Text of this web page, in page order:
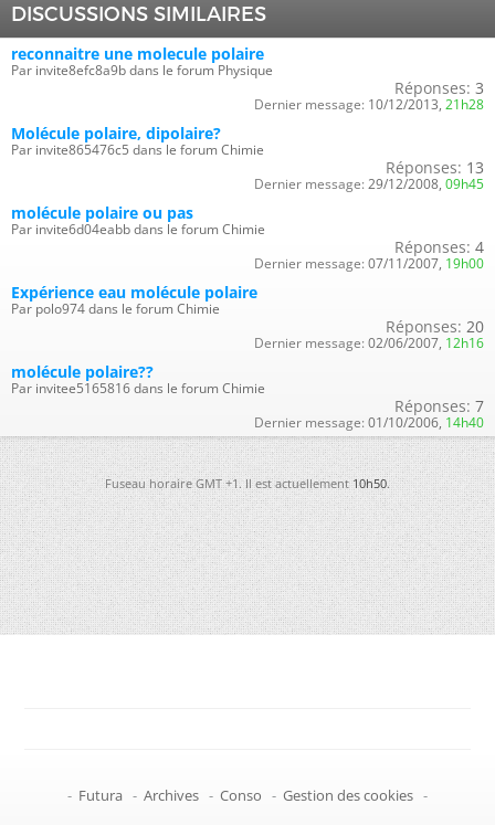
DISCUSSIONS SIMILAIRES
reconnaitre une molecule polaire
Par invite8efc8a9b dans le forum Physique
Réponses: 3
Dernier message: 10/12/2013, 21h28
Molécule polaire, dipolaire?
Par invite865476c5 dans le forum Chimie
Réponses: 13
Dernier message: 29/12/2008, 09h45
molécule polaire ou pas
Par invite6d04eabb dans le forum Chimie
Réponses: 4
Dernier message: 07/11/2007, 19h00
Expérience eau molécule polaire
Par polo974 dans le forum Chimie
Réponses: 20
Dernier message: 02/06/2007, 12h16
molécule polaire??
Par invitee5165816 dans le forum Chimie
Réponses: 7
Dernier message: 01/10/2006, 14h40
Fuseau horaire GMT +1. Il est actuellement10h50.
- Futura - Archives - Conso - Gestion des cookies -